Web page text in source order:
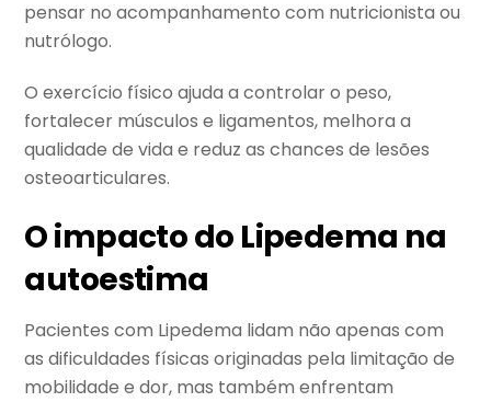
pensar no acompanhamento com nutricionista ou
nutrólogo.
O exercício físico ajuda a controlar o peso,
fortalecer músculos e ligamentos, melhora a
qualidade de vida e reduz as chances de lesões
osteoarticulares.
O impacto do Lipedema na
autoestima
Pacientes com Lipedema lidam não apenas com
as dificuldades físicas originadas pela limitação de
mobilidade e dor, mas também enfrentam